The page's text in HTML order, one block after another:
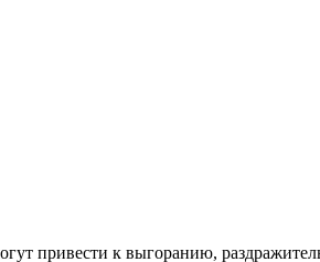
привести к выгоранию,